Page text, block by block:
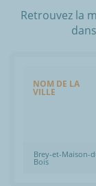
Retrouvez la
NOM DE LA
VILLE
Brey-et-Maison-
Bois